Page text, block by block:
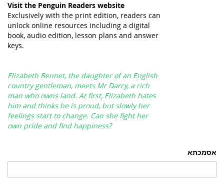
אסמכתא
Visit the Penguin Readers website
Exclusively with the print edition, readers can
unlock online resources including a digital
book, audio edition, lesson plans and answer
keys.
Elizabeth Bennet, the daughter of an English
country gentleman, meets Mr Darcy, a rich
man who owns land. At first, Elizabeth hates
him and thinks he is proud, but slowly her
feelings start to change. Can she fight her
own pride and find happiness?